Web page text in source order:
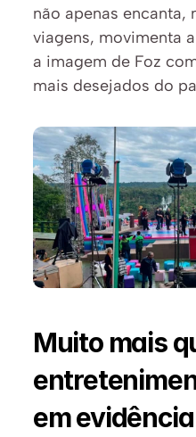
não apenas encanta,
viagens, movimenta
a imagem de Foz
mais desejados do
Muito mais
em evidência